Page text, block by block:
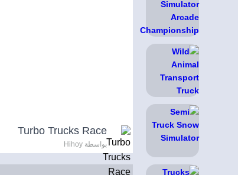
Turbo Trucks Race
بواسطة Hihoy